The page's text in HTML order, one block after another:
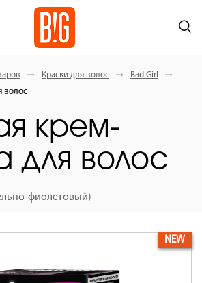
Краски для волос
Bad Girl
волос
крем-
для волос
фиолетовый)
NEW